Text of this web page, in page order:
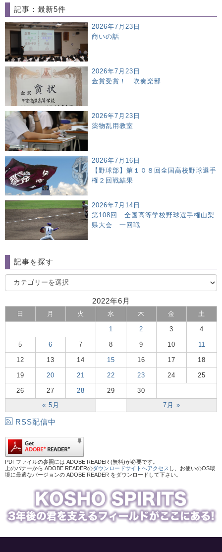
記事：最新5件
2026年7月23日
商いの話
2026年7月23日
金賞受賞！ 吹奏楽部
2026年7月23日
薬物乱用教室
2026年7月16日
【野球部】第１０８回全国高校野球選手
権２回戦結果
2026年7月14日
第108回 全国高等学校野球選手権山梨
県大会 一回戦
記事を探す
2022年6月
日 月 火 水 木 金 土
« 5月 7月 »
1 2 3 4
5 6 7 8 9 10 11
12 13 14 15 16 17 18
19 20 21 22 23 24 25
26 27 28 29 30
RSS配信中
PDFファイルの参照には ADOBE READER (無料)が必要です。
上のバナーから ADOBE READERのダウンロードサイトへアクセス し、お使いのOS環
境に最適なバージョンの ADOBE READER をダウンロードして下さい。